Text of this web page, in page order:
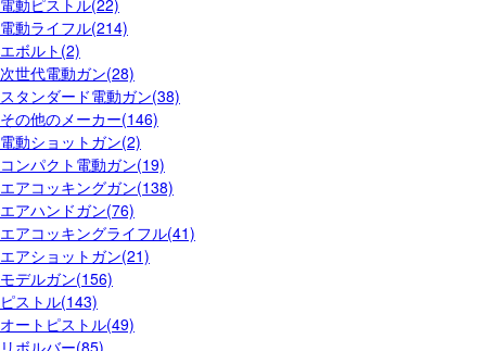
電動ライフル(214)
エボルト(2)
次世代電動ガン(28)
スタンダード電動ガン(38)
その他のメーカー(146)
電動ショットガン(2)
コンパクト電動ガン(19)
エアコッキングガン(138)
エアハンドガン(76)
エアコッキングライフル(41)
エアショットガン(21)
モデルガン(156)
ピストル(143)
オートピストル(49)
リボルバー(85)